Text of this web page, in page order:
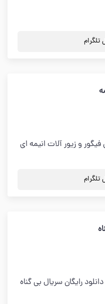
تلگرام
و زیور آلات انیمه ای
تلگرام
رایگان سریال بی گناه